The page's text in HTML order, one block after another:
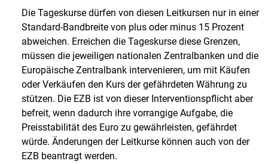
Die Tageskurse dürfen von diesen Leitkursen nur in einer
Standard-Bandbreite von plus oder minus 15 Prozent
abweichen. Erreichen die Tageskurse diese Grenzen,
müssen die jeweiligen nationalen Zentralbanken und die
Europäische Zentralbank intervenieren, um mit Käufen
oder Verkäufen den Kurs der gefährdeten Währung zu
stützen. Die EZB ist von dieser Interventionspflicht aber
befreit, wenn dadurch ihre vorrangige Aufgabe, die
Preisstabilität des Euro zu gewährleisten, gefährdet
würde. Änderungen der Leitkurse können auch von der
EZB beantragt werden.